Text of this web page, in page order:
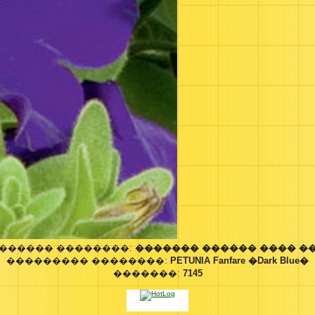
��������:������� ������ ����
��������� ��������: PETUNIA Fanfare �Dark Blue�
�������: 7145